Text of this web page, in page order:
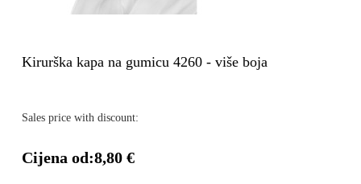
Kirurška kapa na gumicu 4260 - više boja
Sales price with discount:
Cijena od:8,80 €